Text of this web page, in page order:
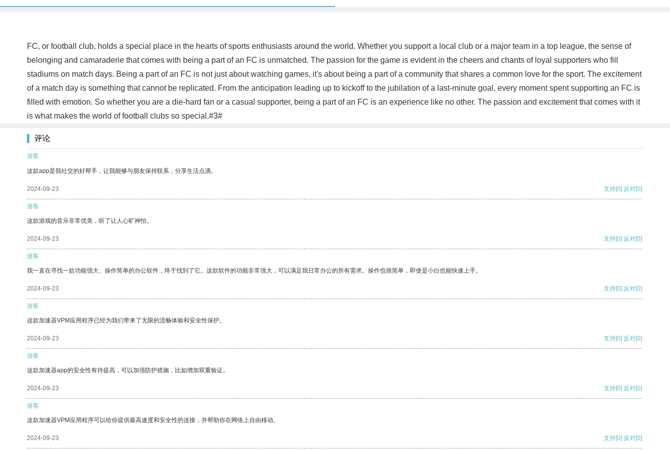
FC, or football club, holds a special place in the hearts of sports enthusiasts around the world. Whether you support a local club or a major team in a top league, the sense of
belonging and camaraderie that comes with being a part of an FC is unmatched. The passion for the game is evident in the cheers and chants of loyal supporters who fill
stadiums on match days. Being a part of an FC is not just about watching games, it's about being a part of a community that shares a common love for the sport. The excitement
of a match day is something that cannot be replicated. From the anticipation leading up to kickoff to the jubilation of a last-minute goal, every moment spent supporting an FC is
filled with emotion. So whether you are a die-hard fan or a casual supporter, being a part of an FC is an experience like no other. The passion and excitement that comes with it
is what makes the world of football clubs so special.#3#
评论
游客
这款app是我社交的好帮手，让我能够与朋友保持联系，分享生活点滴。
2024-09-23 支持[0] 反对[0]
游客
这款游戏的音乐非常优美，听了让人心旷神怡。
2024-09-23 支持[0] 反对[0]
游客
我一直在寻找一款功能强大、操作简单的办公软件，终于找到了它。这款软件的功能非常强大，可以满足我日常办公的所有需求。操作也很简单，即使是小白也能快速上手。
2024-09-23 支持[0] 反对[0]
游客
这款加速器VPM应用程序已经为我们带来了无限的流畅体验和安全性保护。
2024-09-23 支持[0] 反对[0]
游客
这款加速器app的安全性有待提高，可以加强防护措施，比如增加双重验证。
2024-09-23 支持[0] 反对[0]
游客
这款加速器VPM应用程序可以给你提供最高速度和安全性的连接，并帮助你在网络上自由移动。
2024-09-23 支持[0] 反对[0]